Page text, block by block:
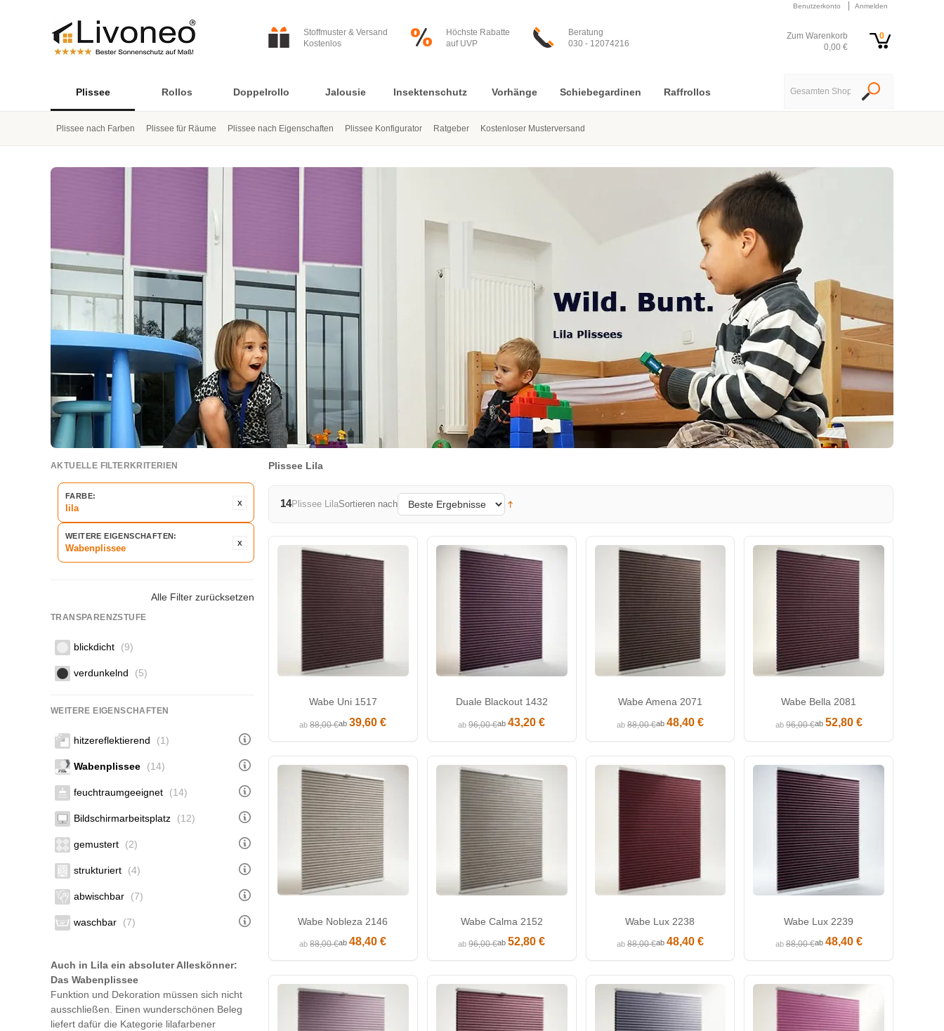
Benutzerkonto Anmelden
Stoffmuster & Versand
Kostenlos
Höchste Rabatte
auf UVP
Beratung
030 - 12074216
Zum Warenkorb
0,00 €
0
Plissee
Plissee nach Farben Plissee für Räume Plissee nach Eigenschaften Plissee Konfigurator Ratgeber Kostenloser Musterversand
Rollos Doppelrollo Jalousie Insektenschutz Vorhänge Schiebegardinen Raffrollos
AKTUELLE FILTERKRITERIEN
FARBE:
lila
WEITERE EIGENSCHAFTEN:
Wabenplissee
Alle Filter zurücksetzen
TRANSPARENZSTUFE
blickdicht (9)
verdunkelnd (5)
WEITERE EIGENSCHAFTEN
hitzereflektierend (1)
Wabenplissee (14)
feuchtraumgeeignet (14)
Bildschirmarbeitsplatz (12)
gemustert (2)
strukturiert (4)
abwischbar (7)
waschbar (7)
Auch in Lila ein absoluter Alleskönner:
Das Wabenplissee
Funktion und Dekoration müssen sich nicht
ausschließen. Einen wunderschönen Beleg
liefert dafür die Kategorie lilafarbener
Plissee Lila
14Plissee LilaSortieren nach
Wabe Uni 1517
ab88,00 €ab39,60 €
Duale Blackout 1432
ab96,00 €ab43,20 €
Wabe Amena 2071
ab 88,00 €ab 48,40 €
Wabe Bella 2081
ab96,00 €ab 52,80 €
Wabe Nobleza 2146
ab88,00 €ab48,40 €
Wabe Calma 2152
ab96,00 €ab52,80 €
Wabe Lux 2238
ab 88,00 €ab 48,40 €
Wabe Lux 2239
ab88,00 €ab 48,40 €